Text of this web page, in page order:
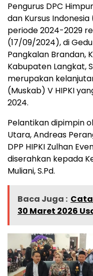
Pengurus DPC
dan Kursus
periode 2024-2029
(17/09/2024), di
Pangkalan Brandan,
Kabupaten Langkat,
merupakan
(Muskab) V HIPKI
2024.
Pelantikan dipimpin
Utara, Andreas
DPP HIPKI Zulhan
diserahkan kepada
Muliani, S.Pd.
Baca Juga :
30 Maret 2026